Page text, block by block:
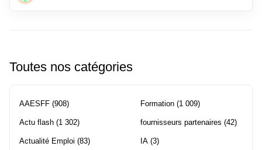
Toutes nos catégories
AAESFF (908)
Actu flash (1 302)
Actualité Emploi (83)
Formation (1 009)
fournisseurs partenaires (42)
IA (3)